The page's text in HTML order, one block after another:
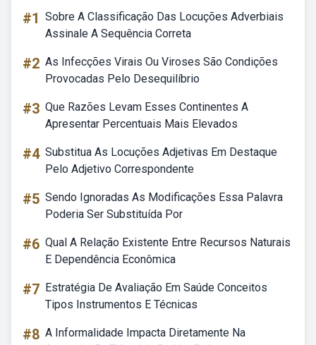
#1 Sobre A Classificação Das Locuções Adverbiais
Assinale A Sequência Correta
#2 As Infecções Virais Ou Viroses São Condições
Provocadas Pelo Desequilíbrio
#3 Que Razões Levam Esses Continentes A
Apresentar Percentuais Mais Elevados
#4 Substitua As Locuções Adjetivas Em Destaque
Pelo Adjetivo Correspondente
#5 Sendo Ignoradas As Modificações Essa Palavra
Poderia Ser Substituída Por
#6 Qual A Relação Existente Entre Recursos Naturais
E Dependência Econômica
#7 Estratégia De Avaliação Em Saúde Conceitos
Tipos Instrumentos E Técnicas
#8 A Informalidade Impacta Diretamente Na